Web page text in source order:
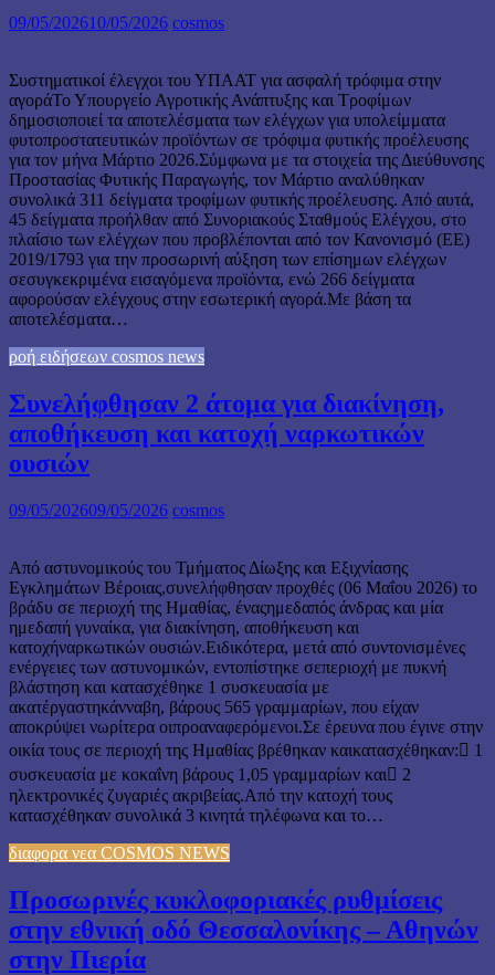
09/05/202610/05/2026 cosmos
Συστηματικοί έλεγχοι του ΥΠΑΑΤ για ασφαλή τρόφιμα στην
αγοράΤο Υπουργείο Αγροτικής Ανάπτυξης και Τροφίμων
δημοσιοποιεί τα αποτελέσματα των ελέγχων για υπολείμματα
φυτοπροστατευτικών προϊόντων σε τρόφιμα φυτικής προέλευσης
για τον μήνα Μάρτιο 2026.Σύμφωνα με τα στοιχεία της Διεύθυνσης
Προστασίας Φυτικής Παραγωγής, τον Μάρτιο αναλύθηκαν
συνολικά 311 δείγματα τροφίμων φυτικής προέλευσης. Από αυτά,
45 δείγματα προήλθαν από Συνοριακούς Σταθμούς Ελέγχου, στο
πλαίσιο των ελέγχων που προβλέπονται από τον Κανονισμό (ΕΕ)
2019/1793 για την προσωρινή αύξηση των επίσημων ελέγχων
σεσυγκεκριμένα εισαγόμενα προϊόντα, ενώ 266 δείγματα
αφορούσαν ελέγχους στην εσωτερική αγορά.Με βάση τα
αποτελέσματα…
ροή ειδήσεων cosmos news
Συνελήφθησαν 2 άτομα για διακίνηση,
αποθήκευση και κατοχή ναρκωτικών
ουσιών
09/05/202609/05/2026 cosmos
Από αστυνομικούς του Τμήματος Δίωξης και Εξιχνίασης
Εγκλημάτων Βέροιας,συνελήφθησαν προχθές (06 Μαΐου 2026) το
βράδυ σε περιοχή της Ημαθίας, έναςημεδαπός άνδρας και μία
ημεδαπή γυναίκα, για διακίνηση, αποθήκευση και
κατοχήναρκωτικών ουσιών.Ειδικότερα, μετά από συντονισμένες
ενέργειες των αστυνομικών, εντοπίστηκε σεπεριοχή με πυκνή
βλάστηση και κατασχέθηκε 1 συσκευασία με
ακατέργαστηκάνναβη, βάρους 565 γραμμαρίων, που είχαν
αποκρύψει νωρίτερα οιπροαναφερόμενοι.Σε έρευνα που έγινε στην
οικία τους σε περιοχή της Ημαθίας βρέθηκαν καικατασχέθηκαν: 1
συσκευασία με κοκαΐνη βάρους 1,05 γραμμαρίων και 2
ηλεκτρονικές ζυγαριές ακριβείας.Από την κατοχή τους
κατασχέθηκαν συνολικά 3 κινητά τηλέφωνα και το…
διαφορα νεα COSMOS NEWS
Προσωρινές κυκλοφοριακές ρυθμίσεις
στην εθνική οδό Θεσσαλονίκης – Αθηνών
στην Πιερία